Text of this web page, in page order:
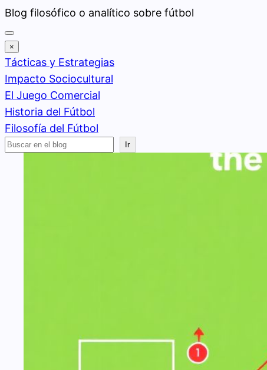
Saltar
al
contenido
Blog filosófico o analítico sobre fútbol
×
Tácticas y Estrategias
Impacto Sociocultural
El Juego Comercial
Historia del Fútbol
Filosofía del Fútbol
Buscar
Ir